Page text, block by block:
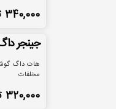
340,000
جینجر
هات داگ
مخلفات
320,000